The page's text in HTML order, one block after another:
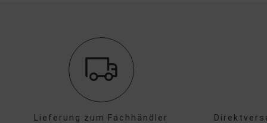
Lieferung zum Fachhändler